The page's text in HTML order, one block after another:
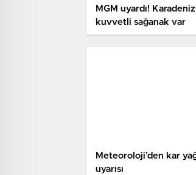
MGM uyardı!
kuvvetli sağanak var
Meteoroloji’den kar
uyarısı